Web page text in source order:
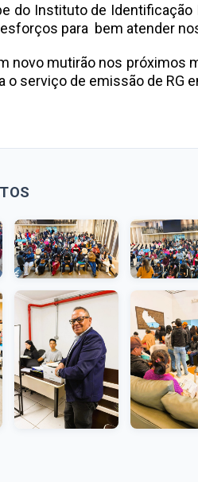
do Instituto de Identificação
para bem atender
novo mutirão nos próximos
serviço de emissão de RG